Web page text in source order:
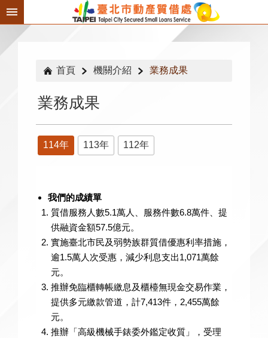
跳到主要內容區塊
首頁 機關介紹 業務成果
業務成果
114年 113年 112年
我們的成績單
質借服務人數5.1萬人、服務件數6.8萬件、提
供融資金額57.5億元。
實施臺北市民及弱勢族群質借優惠利率措施，
逾1.5萬人次受惠，減少利息支出1,071萬餘
元。
推辦免臨櫃轉帳繳息及櫃檯無現金交易作業，
提供多元繳款管道，計7,413件，2,455萬餘
元。
推辦「高級機械手錶委外鑑定收質」，受理